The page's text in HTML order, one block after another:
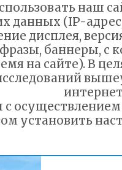
льготного
школьного
и тел 32-41-13
12:52
наш
данных (IP-
дисплея,
баннеры, с
на сайте). В
с
установить